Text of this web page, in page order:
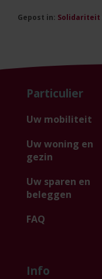
Gepost in: Solidariteit
Particulier
Uw mobiliteit
Uw woning en
gezin
Uw sparen en
beleggen
FAQ
Info